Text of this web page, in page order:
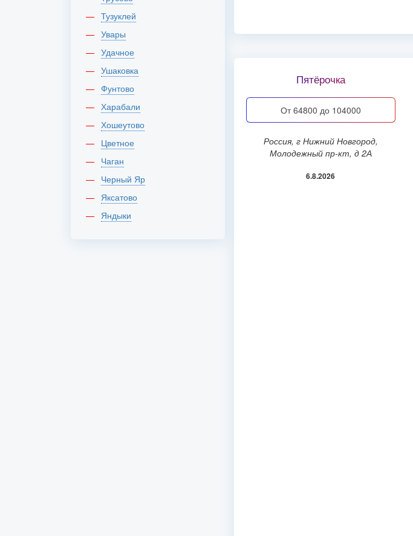
Пятёрочка
от 64800 до 104000
Россия, г Нижний Новгород,
Молодежный пр-кт, д 2А
6.8.2026
Тузуклей
Увары
Удачное
Ушаковка
Фунтово
Харабали
Хошеутово
Цветное
Чаган
Черный Яр
Яксатово
Яндыки